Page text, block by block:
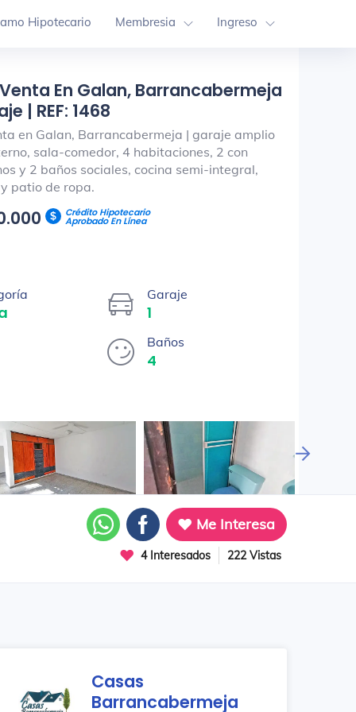
Hipotecario Membresia Ingreso
En Galan, Barrancabermeja
| REF: 1468
en Galan, Barrancabermeja | garaje amplio
sala-comedor, 4 habitaciones, 2 con
y 2 baños sociales, cocina semi-integral,
patio de ropa.
Crédito Hipotecario
Aprobado En Línea
Garaje
1
Baños
4
Me Interesa
4 Interesados 222 Vistas
Casas
Barrancabermeja